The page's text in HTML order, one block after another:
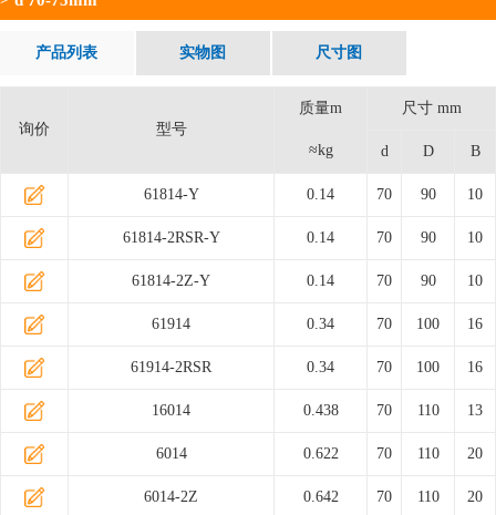
产品列表 实物图 尺寸图
询价 型号
质量m
≈kg
尺寸 mm
d D B
61814-Y 0.14 70 90 10
61814-2RSR-Y 0.14 70 90 10
61814-2Z-Y 0.14 70 90 10
61914 0.34 70 100 16
61914-2RSR 0.34 70 100 16
16014 0.438 70 110 13
6014 0.622 70 110 20
6014-2Z 0.642 70 110 20